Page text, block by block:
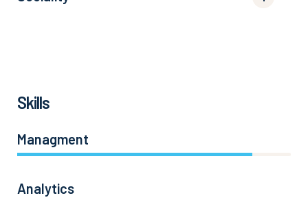
Skills
Managment
Analytics